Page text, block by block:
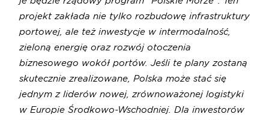
projekt zakłada nie tylko rozbudowę infrastruktury
portowej, ale też inwestycje w intermodalność,
zieloną energię oraz rozwój otoczenia
biznesowego wokół portów. Jeśli te plany zostaną
skutecznie zrealizowane, Polska może stać się
jednym z liderów nowej, zrównoważonej logistyki
w Europie Środkowo-Wschodniej. Dla inwestorów